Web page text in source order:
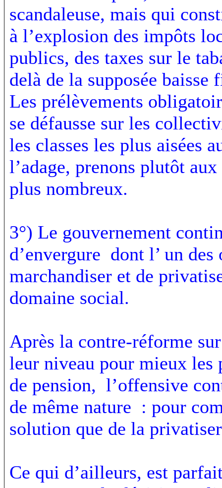
scandaleuse, mais qui
à l’explosion des impôts
publics, des taxes sur le
delà de la supposée baisse
Les prélèvements
se défausse sur les
les classes les plus aisées
l’adage, prenons plutôt
plus nombreux.
3°) Le gouvernement
d’envergure dont l’ un
marchandiser et de
domaine social.
Après la contre-réforme
leur niveau pour mieux les
de pension, l’offensive
de même nature : pour
solution que de la
Ce qui d’ailleurs, est